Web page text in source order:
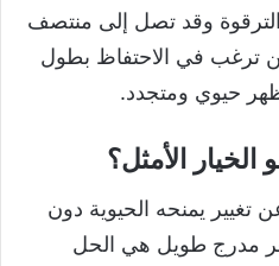
وقد تصل إلى منتصف
ترغب في الاحتفاظ بطول
حيوي ومتجدد.
الخيار الأمثل؟
يمنحه الحيوية دون
مدرج طويل هي الحل